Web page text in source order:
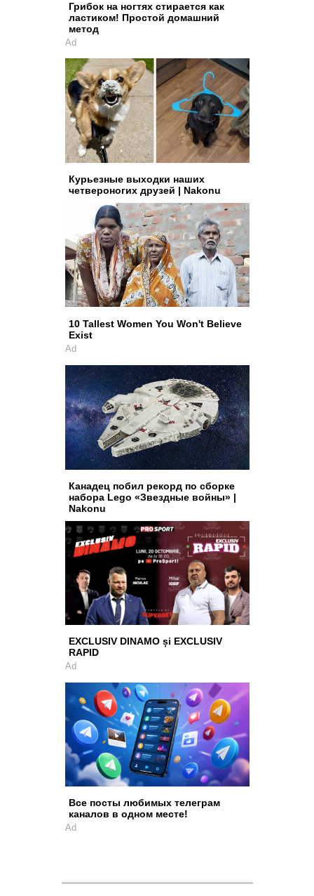
Грибок на ногтях стирается как
ластиком! Простой домашний
метод
Ad
Курьезные выходки наших
четвероногих друзей | Nakonu
10 Tallest Women You Won't Believe
Exist
Ad
Канадец побил рекорд по сборке
набора Lego «Звездные войны» |
Nakonu
EXCLUSIV DINAMO și EXCLUSIV
RAPID
Ad
Все посты любимых телеграм
каналов в одном месте!
Ad